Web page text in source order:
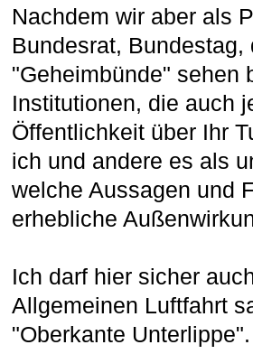
Nachdem wir aber als
Bundesrat,
"Geheimbünde" sehen
Institutionen, die auch
Öffentlichkeit über Ihr
ich und andere es als
welche Aussagen und
erhebliche
Ich darf hier sicher
Allgemeinen Luftfahrt
"Oberkante Unterlippe".